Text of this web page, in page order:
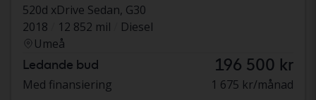
520d xDrive Sedan, G30
2018
12 852 mil
Diesel
Umeå
Ledande bud 196 500 kr
Med finansiering 1 675 kr/månad